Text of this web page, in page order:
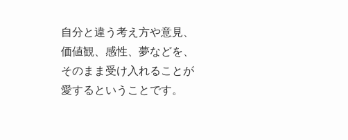
自分と違う考え方や意見、
価値観、感性、夢などを、
そのまま受け入れることが
愛するということです。